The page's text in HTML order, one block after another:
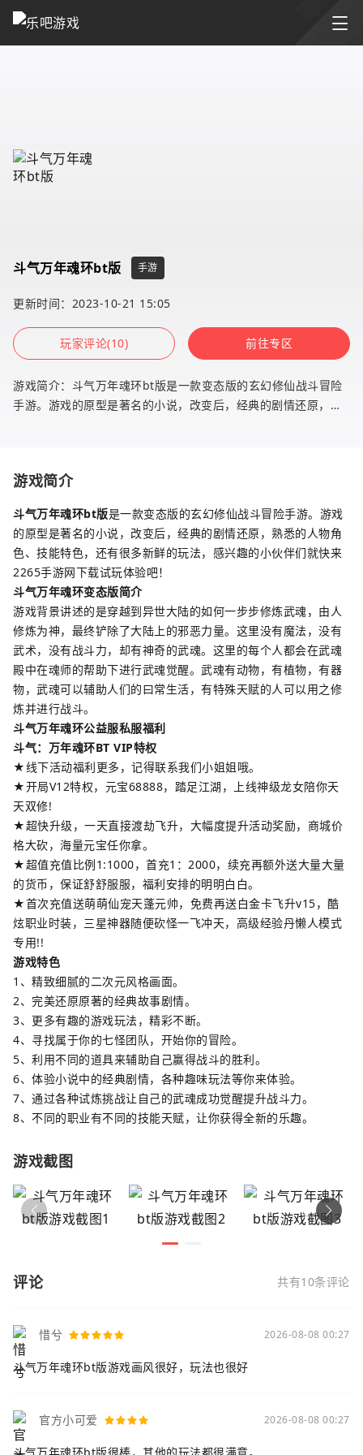
斗气万年魂环bt版 手游
更新时间：2023-10-21 15:05
玩家评论(10) 前往专区
游戏简介：斗气万年魂环bt版是一款变态版的玄幻修仙战斗冒险
手游。游戏的原型是著名的小说，改变后，经典的剧情还原，熟
游戏简介
斗气万年魂环bt版是一款变态版的玄幻修仙战斗冒险手游。游戏
的原型是著名的小说，改变后，经典的剧情还原，熟悉的人物角
色、技能特色，还有很多新鲜的玩法，感兴趣的小伙伴们就快来
2265手游网下载试玩体验吧！
斗气万年魂环变态版简介
游戏背景讲述的是穿越到异世大陆的如何一步步修炼武魂，由人
修炼为神，最终铲除了大陆上的邪恶力量。这里没有魔法，没有
武术，没有战斗力，却有神奇的武魂。这里的每个人都会在武魂
殿中在魂师的帮助下进行武魂觉醒。武魂有动物，有植物，有器
物，武魂可以辅助人们的曰常生活，有特殊天赋的人可以用之修
炼并进行战斗。
斗气万年魂环公益服私服福利
斗气：万年魂环BT VIP特权
★线下活动福利更多，记得联系我们小姐姐哦。
★开局V12特权，元宝68888，踏足江湖，上线神级龙女陪你天
天双修!
★超快升级，一天直接渡劫飞升，大幅度提升活动奖励，商城价
格大砍，海量元宝任你拿。
★超值充值比例1:1000，首充1：2000，续充再额外送大量大量
的货币，保证舒舒服服，福利安排的明明白白。
★首次充值送萌萌仙宠天蓬元帅，免费再送白金卡飞升v15，酷
炫职业时装，三星神器随便砍怪一飞冲天，高级经验丹懒人模式
专用!!
游戏特色
1、精致细腻的二次元风格画面。
2、完美还原原著的经典故事剧情。
3、更多有趣的游戏玩法，精彩不断。
4、寻找属于你的七怪团队，开始你的冒险。
5、利用不同的道具来辅助自己赢得战斗的胜利。
6、体验小说中的经典剧情，各种趣味玩法等你来体验。
7、通过各种试炼挑战让自己的武魂成功觉醒提升战斗力。
8、不同的职业有不同的技能天赋，让你获得全新的乐趣。
游戏截图
评论 共有10条评论
惜兮 2026-08-08 00:27
斗气万年魂环bt版游戏画风很好，玩法也很好
官方小可爱 2026-08-08 00:27